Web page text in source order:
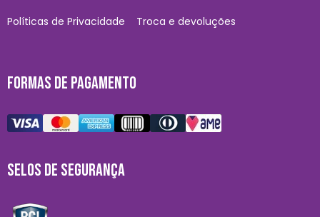
Políticas de Privacidade Troca e devoluções
FORMAS DE PAGAMENTO
SELOS DE SEGURANÇA